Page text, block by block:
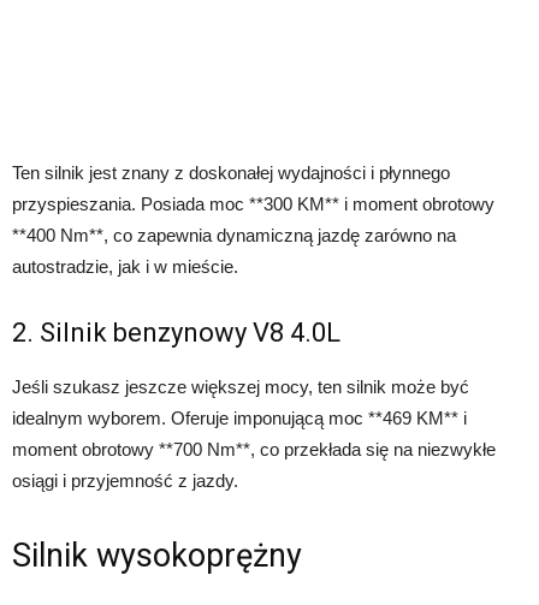
Ten silnik jest znany z doskonałej wydajności i płynnego
przyspieszania. Posiada moc **300 KM** i moment obrotowy
**400 Nm**, co zapewnia dynamiczną jazdę zarówno na
autostradzie, jak i w mieście.
2. Silnik benzynowy V8 4.0L
Jeśli szukasz jeszcze większej mocy, ten silnik może być
idealnym wyborem. Oferuje imponującą moc **469 KM** i
moment obrotowy **700 Nm**, co przekłada się na niezwykłe
osiągi i przyjemność z jazdy.
Silnik wysokoprężny